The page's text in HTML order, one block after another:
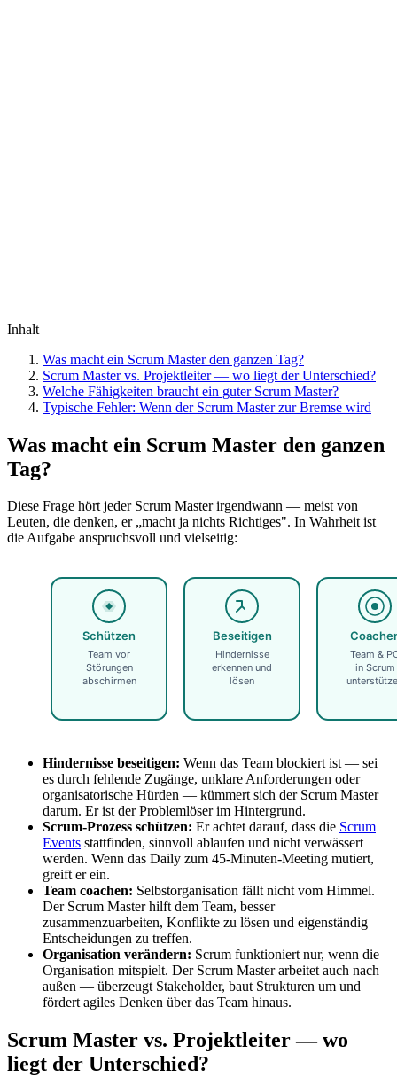
Inhalt
Was macht ein Scrum Master den ganzen Tag?
Scrum Master vs. Projektleiter — wo liegt der Unterschied?
Welche Fähigkeiten braucht ein guter Scrum Master?
Typische Fehler: Wenn der Scrum Master zur Bremse wird
Was macht ein Scrum Master den ganzen
Tag?
Diese Frage hört jeder Scrum Master irgendwann — meist von
Leuten, die denken, er „macht ja nichts Richtiges". In Wahrheit ist
die Aufgabe anspruchsvoll und vielseitig:
Schützen
Team vor
Störungen
abschirmen
Beseitigen
Hindernisse
erkennen und
lösen
Team &
in Scrum
Hindernisse beseitigen: Wenn das Team blockiert ist — sei
es durch fehlende Zugänge, unklare Anforderungen oder
organisatorische Hürden — kümmert sich der Scrum Master
darum. Er ist der Problemlöser im Hintergrund.
Scrum-Prozess schützen: Er achtet darauf, dass die Scrum
Events stattfinden, sinnvoll ablaufen und nicht verwässert
werden. Wenn das Daily zum 45-Minuten-Meeting mutiert,
greift er ein.
Team coachen: Selbstorganisation fällt nicht vom Himmel.
Der Scrum Master hilft dem Team, besser
zusammenzuarbeiten, Konflikte zu lösen und eigenständig
Entscheidungen zu treffen.
Organisation verändern: Scrum funktioniert nur, wenn die
Organisation mitspielt. Der Scrum Master arbeitet auch nach
außen — überzeugt Stakeholder, baut Strukturen um und
fördert agiles Denken über das Team hinaus.
Scrum Master vs. Projektleiter — wo
liegt der Unterschied?